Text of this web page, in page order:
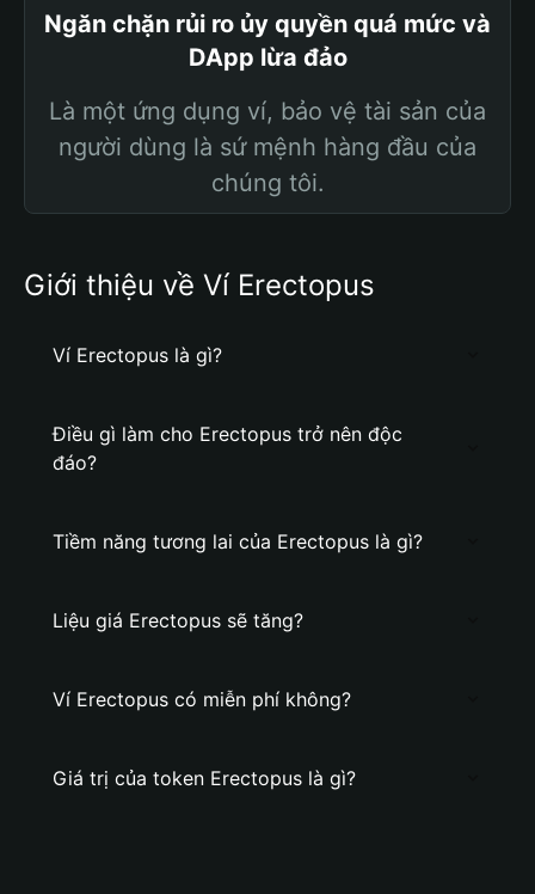
Ngăn chặn rủi ro ủy quyền quá mức và
DApp lừa đảo
Là một ứng dụng ví, bảo vệ tài sản của
người dùng là sứ mệnh hàng đầu của
chúng tôi.
Giới thiệu về Ví Erectopus
Ví Erectopus là gì?
Điều gì làm cho Erectopus trở nên độc
đáo?
Tiềm năng tương lai của Erectopus là gì?
Liệu giá Erectopus sẽ tăng?
Ví Erectopus có miễn phí không?
Giá trị của token Erectopus là gì?